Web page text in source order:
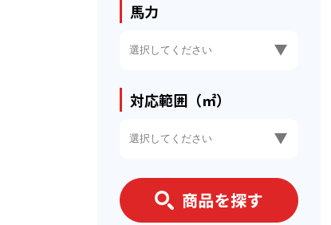
馬力
対応範囲（㎡）